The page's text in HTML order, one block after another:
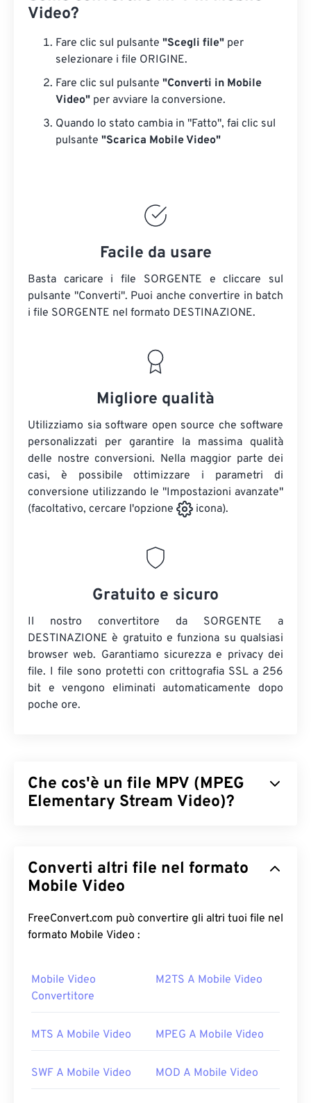
Video?
Fare clic sul pulsante "Scegli file" per
selezionare i file ORIGINE.
Fare clic sul pulsante "Converti in Mobile
Video" per avviare la conversione.
Quando lo stato cambia in "Fatto", fai clic sul
pulsante "Scarica Mobile Video"
Facile da usare
Basta caricare i file SORGENTE e cliccare sul
pulsante "Converti". Puoi anche convertire in batch
i file SORGENTE nel formato DESTINAZIONE.
Migliore qualità
Utilizziamo sia software open source che software
personalizzati per garantire la massima qualità
delle nostre conversioni. Nella maggior parte dei
casi, è possibile ottimizzare i parametri di
conversione utilizzando le "Impostazioni avanzate"
(facoltativo, cercare l'opzione
icona).
Gratuito e sicuro
Il nostro convertitore da SORGENTE a
DESTINAZIONE è gratuito e funziona su qualsiasi
browser web. Garantiamo sicurezza e privacy dei
file. I file sono protetti con crittografia SSL a 256
bit e vengono eliminati automaticamente dopo
poche ore.
Che cos'è un file MPV (MPEG
Elementary Stream Video)?
open source che funziona su tutte le piattaforme,
inclusoAndroid. La sua caratteristica distintiva è
mouse.
Il modo migliore per riprodurre un file MPV è
tramiteMPV Player
utilizzando uno dei seguenti metodi. Su Windows,
queste istruzioni. Potrebbe anche essere utile
Converti altri file nel formato
Mobile Video
FreeConvert.com può convertire gli altri tuoi file nel
formato Mobile Video :
Mobile Video
Convertitore
M2TS A Mobile Video
MTS A Mobile Video MPEG A Mobile Video
SWF A Mobile Video MOD A Mobile Video